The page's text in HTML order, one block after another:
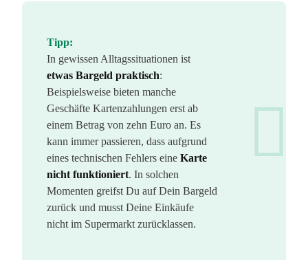
Tipp:
In gewissen Alltagssituationen ist
etwas Bargeld praktisch:
Beispielsweise bieten manche
Geschäfte Kartenzahlungen erst ab
einem Betrag von zehn Euro an. Es
kann immer passieren, dass aufgrund
eines technischen Fehlers eine Karte
nicht funktioniert. In solchen
Momenten greifst Du auf Dein Bargeld
zurück und musst Deine Einkäufe
nicht im Supermarkt zurücklassen.